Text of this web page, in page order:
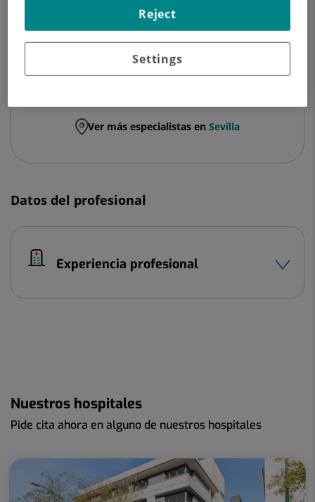
Hospital Quirónsalud Sagrado Corazón
C/ Rafael Salgado, 3
41013 Sevilla
954 937 676
Ver más especialistas en Sevilla
Datos del profesional
Experiencia profesional
Nuestros hospitales
Pide cita ahora en alguno de nuestros hospitales
Settings
Reject